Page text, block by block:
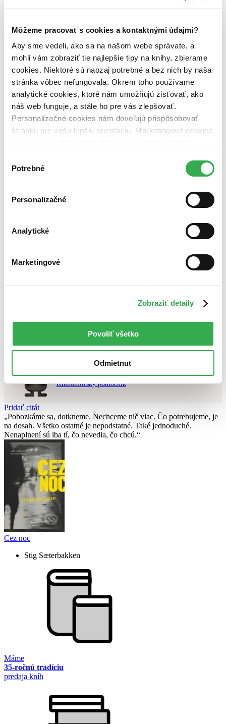
Môžeme pracovať s cookies a kontaktnými údajmi?
Aby sme vedeli, ako sa na našom webe správate, a
mohli vám zobraziť tie najlepšie tipy na knihy, zbierame
cookies. Niektoré sú naozaj potrebné a bez nich by naša
stránka vôbec nefungovala. Okrem toho používame
analytické cookies, ktoré nám umožňujú zisťovať, ako
náš web funguje, a stále ho pre vás zlepšovať.
Personalizačné cookies nám dovoľujú prispôsobovať
stránku pre vašu lepšiu orientáciu. Marketingové cookies
nám pomohlo, keby sme mohli používať všetky tieto
súhlasu
Potrebné
Personalizačné
Analytické
Marketingové
Zobraziť detaily
Povoliť všetko
Odmietnuť
pripravujeme (0 titulov)
pripravujeme
dostupná (bez vypredaných) (0 titulov)
dostupná (bez
vypredaných)
nová (0 titulov)nová
čítaná (0 titulov)čítaná
čítaná - výborný stav (0 titulov)čítaná - výborný stav
čítaná - mierne opotrebovaná (0 titulov)čítaná - mierne
opotrebovaná
čítané verzie vypredaných kníh (0 titulov)čítané verzie
vypredaných kníh
Zoradiť
Top hodnotené
Najvyššia zľava
Chcete poradiť knihu?
Náš pomocník Sherlock vám ju s radosťou vypátra!
Knihomoľský pomocník
Pridať citát
Pobozkáme sa, dotkneme. Nechceme nič viac. Čo potrebujeme, je
na dosah. Všetko ostatné je nepodstatné. Také jednoduché.
Nenaplnení sú iba tí, čo nevedia, čo chcú.
Cez noc
Stig Sæterbakken
Máme
35-ročnú tradíciu
predaja kníh